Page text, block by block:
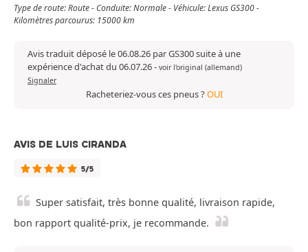
Type de route: Route - Conduite: Normale - Véhicule: Lexus GS300 -
Kilomètres parcourus: 15000 km
Avis traduit déposé le 06.08.26 par GS300 suite à une
expérience d'achat du 06.07.26- voir l'original (allemand)
Signaler
Racheteriez-vous ces pneus ?OUI
AVIS DE LUIS CIRANDA
5/5
Super satisfait, très bonne qualité, livraison rapide,
bon rapport qualité-prix, je recommande.